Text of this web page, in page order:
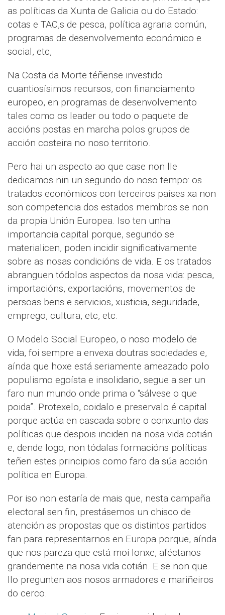
as políticas da Xunta de Galicia ou do Estado:
cotas e TAC,s de pesca, política agraria común,
programas de desenvolvemento económico e
social, etc,
Na Costa da Morte téñense investido
cuantiosísimos recursos, con financiamento
europeo, en programas de desenvolvemento
tales como os leader ou todo o paquete de
accións postas en marcha polos grupos de
acción costeira no noso territorio.
Pero hai un aspecto ao que case non lle
dedicamos nin un segundo do noso tempo: os
tratados económicos con terceiros países xa non
son competencia dos estados membros se non
da propia Unión Europea. Iso ten unha
importancia capital porque, segundo se
materialicen, poden incidir significativamente
sobre as nosas condicións de vida. E os tratados
abranguen tódolos aspectos da nosa vida: pesca,
importacións, exportacións, movementos de
persoas bens e servicios, xusticia, seguridade,
emprego, cultura, etc, etc.
O Modelo Social Europeo, o noso modelo de
vida, foi sempre a envexa doutras sociedades e,
aínda que hoxe está seriamente ameazado polo
populismo egoísta e insolidario, segue a ser un
faro nun mundo onde prima o “sálvese o que
poida”. Protexelo, coidalo e preservalo é capital
porque actúa en cascada sobre o conxunto das
políticas que despois inciden na nosa vida cotián
e, dende logo, non tódalas formacións políticas
teñen estes principios como faro da súa acción
política en Europa.
Por iso non estaría de mais que, nesta campaña
electoral sen fin, prestásemos un chisco de
atención as propostas que os distintos partidos
fan para representarnos en Europa porque, aínda
que nos pareza que está moi lonxe, aféctanos
grandemente na nosa vida cotián. E se non que
llo pregunten aos nosos armadores e mariñeiros
do cerco.